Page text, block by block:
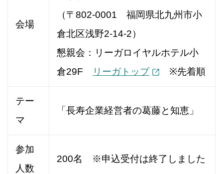
会場
（〒802-0001 福岡県北九州市小
倉北区浅野2-14-2）
懇親会：リーガロイヤルホテル小
倉29F
リーガトップ ※先着順
テー
マ
「長寿企業経営者の葛藤と知恵」
参加
人数
200名 ※申込受付は終了しました